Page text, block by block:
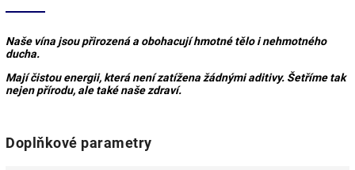
Naše vína jsou přirozená a obohacují hmotné tělo i nehmotného
ducha.
Mají čistou energii, která není zatížena žádnými aditivy. Šetříme tak
nejen přírodu, ale také naše zdraví.
Doplňkové parametry